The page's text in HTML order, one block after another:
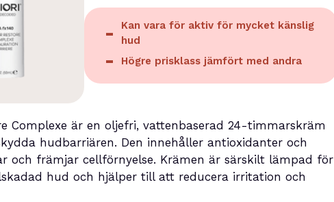
Kan vara för aktiv för mycket känslig
hud
Högre prisklass jämfört med andra
Complexe är en oljefri, vattenbaserad 24-timmarskräm
hudbarriären. Den innehåller antioxidanter och
och främjar cellförnyelse. Krämen är särskilt lämpad för
hud och hjälper till att reducera irritation och